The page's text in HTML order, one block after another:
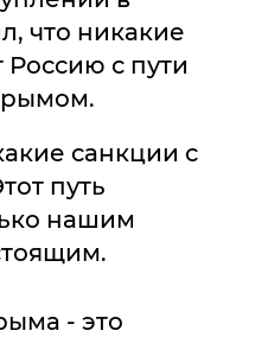
что никакие
с пути
санкции с
путь
нашим
- это